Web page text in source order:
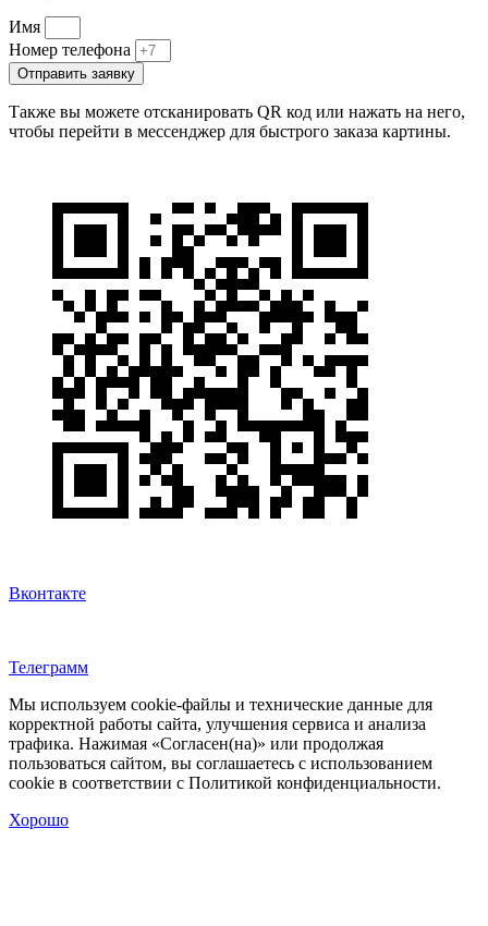
Имя
Номер телефона
Отправить заявку
Также вы можете отсканировать QR код или нажать на него,
чтобы перейти в мессенджер для быстрого заказа картины.
Вконтакте
Телеграмм
Мы используем cookie‑файлы и технические данные для
корректной работы сайта, улучшения сервиса и анализа
трафика. Нажимая «Согласен(на)» или продолжая
пользоваться сайтом, вы соглашаетесь с использованием
cookie в соответствии с Политикой конфиденциальности.
Хорошо